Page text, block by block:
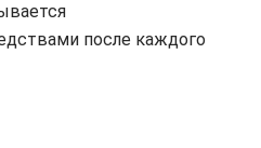
после каждого